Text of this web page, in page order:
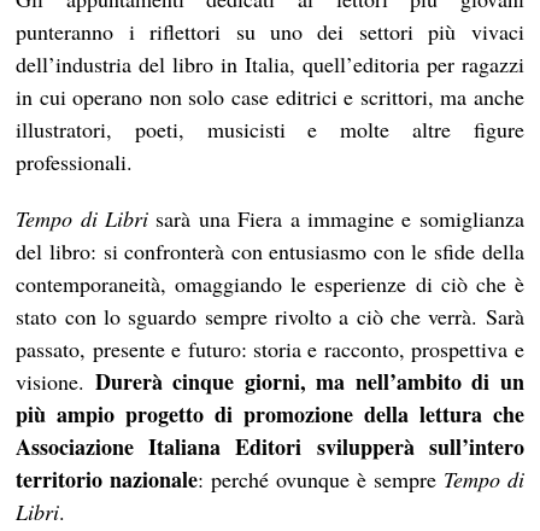
punteranno i riflettori su uno dei settori più vivaci
dell’industria del libro in Italia, quell’editoria per ragazzi
in cui operano non solo case editrici e scrittori, ma anche
illustratori, poeti, musicisti e molte altre figure
professionali.
Tempo di Libri sarà una Fiera a immagine e somiglianza
del libro: si confronterà con entusiasmo con le sfide della
contemporaneità, omaggiando le esperienze di ciò che è
stato con lo sguardo sempre rivolto a ciò che verrà. Sarà
passato, presente e futuro: storia e racconto, prospettiva e
visione. Durerà cinque giorni, ma nell’ambito di un
più ampio progetto di promozione della lettura che
Associazione Italiana Editori svilupperà sull’intero
territorio nazionale: perché ovunque è sempre Tempo di
Libri.